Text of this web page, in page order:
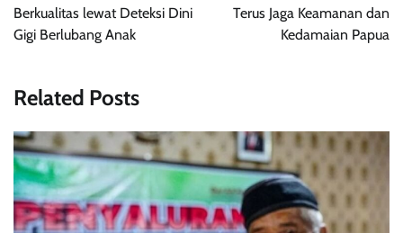
Berkualitas lewat Deteksi Dini
Gigi Berlubang Anak
Terus Jaga Keamanan dan
Kedamaian Papua
Related Posts